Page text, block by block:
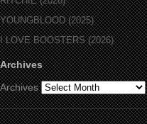
YOUNGBLOOD (2025)
I LOVE BOOSTERS (2026)
Archives
Archives